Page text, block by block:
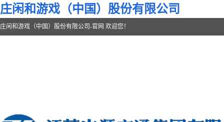
庄闲和游戏（中国）股份有限公司
庄闲和游戏（中国）股份有限公司-官网 欢迎您！